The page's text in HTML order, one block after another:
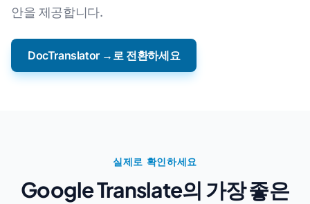
안을 제공합니다.
DocTranslator →로 전환하세요
실제로 확인하세요
Google Translate의 가장 좋은